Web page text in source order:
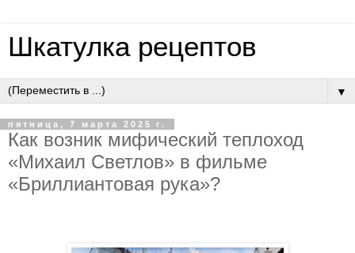
Шкатулка рецептов
▼
пятница, 7 марта 2025 г.
Как возник мифический теплоход
«Михаил Светлов» в фильме
«Бриллиантовая рука»?